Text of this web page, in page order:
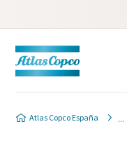
Atlas Copco España